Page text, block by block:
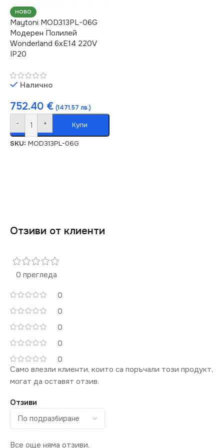
НОВО
Maytoni MOD313PL-06G
Модерен Полилей
Wonderland 6xE14 220V
IP20
Налично
752.40 € (1471.57 лв.)
- + Купи
SKU: MOD313PL-06G
Отзиви от клиенти
0 прегледа
0
0
0
0
0
Отзиви
Все още няма отзиви.
Само влезли клиенти, които са поръчали този продукт,
могат да оставят отзив.